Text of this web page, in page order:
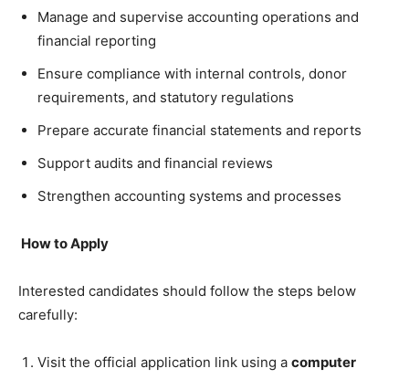
Manage and supervise accounting operations and
financial reporting
Ensure compliance with internal controls, donor
requirements, and statutory regulations
Prepare accurate financial statements and reports
Support audits and financial reviews
Strengthen accounting systems and processes
How to Apply
Interested candidates should follow the steps below
carefully:
Visit the official application link using a computer